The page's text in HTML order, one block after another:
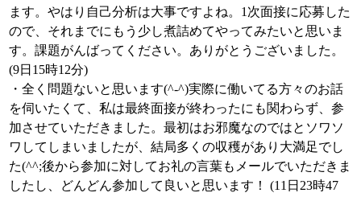
ます。やはり自己分析は大事ですよね。1次面接に応募した
ので、それまでにもう少し煮詰めてやってみたいと思いま
す。課題がんばってください。ありがとうございました。
(9日15時12分)
・全く問題ないと思います(^-^)実際に働いてる方々のお話
を伺いたくて、私は最終面接が終わったにも関わらず、参
加させていただきました。最初はお邪魔なのではとソワソ
ワしてしまいましたが、結局多くの収穫があり大満足でし
た(^^;後から参加に対してお礼の言葉もメールでいただきま
したし、どんどん参加して良いと思います！ (11日23時47